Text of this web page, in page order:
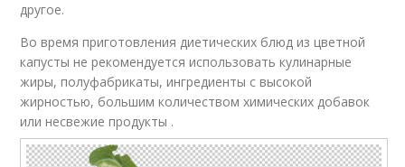
другое.
Во время приготовления диетических блюд из цветной
капусты не рекомендуется использовать кулинарные
жиры, полуфабрикаты, ингредиенты с высокой
жирностью, большим количеством химических добавок
или несвежие продукты .